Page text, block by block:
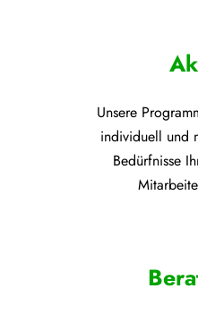
Unsere
individuell und
Bedürfnisse